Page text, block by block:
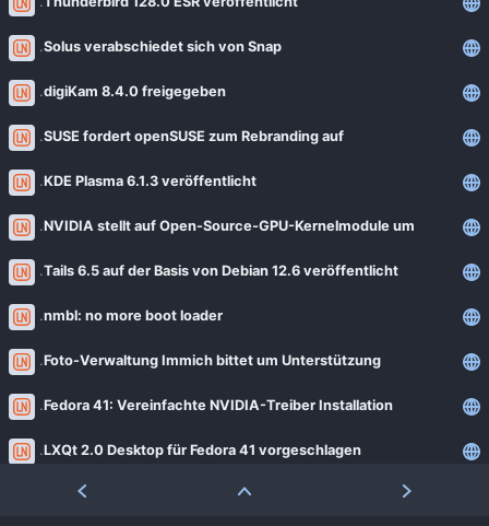
Solus verabschiedet sich von Snap
digiKam 8.4.0 freigegeben
SUSE fordert openSUSE zum Rebranding auf
KDE Plasma 6.1.3 veröffentlicht
NVIDIA stellt auf Open-Source-GPU-Kernelmodule um
Tails 6.5 auf der Basis von Debian 12.6 veröffentlicht
nmbl: no more boot loader
Foto-Verwaltung Immich bittet um Unterstützung
Fedora 41: Vereinfachte NVIDIA-Treiber Installation
LXQt 2.0 Desktop für Fedora 41 vorgeschlagen
OpenELA automatisiert Bereitstellungsprozess